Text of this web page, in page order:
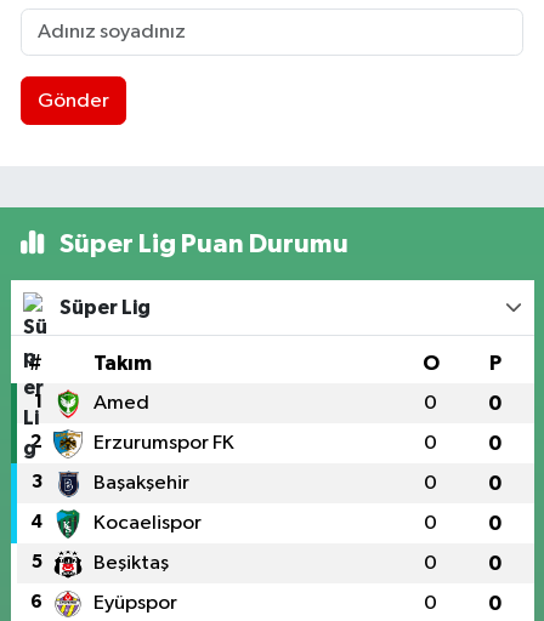
Gönder
Süper Lig Puan Durumu
Süper Lig
# Takım O P
1 Amed 0 0
2 Erzurumspor FK 0 0
3 Başakşehir 0 0
4 Kocaelispor 0 0
5 Beşiktaş 0 0
6 Eyüpspor 0 0